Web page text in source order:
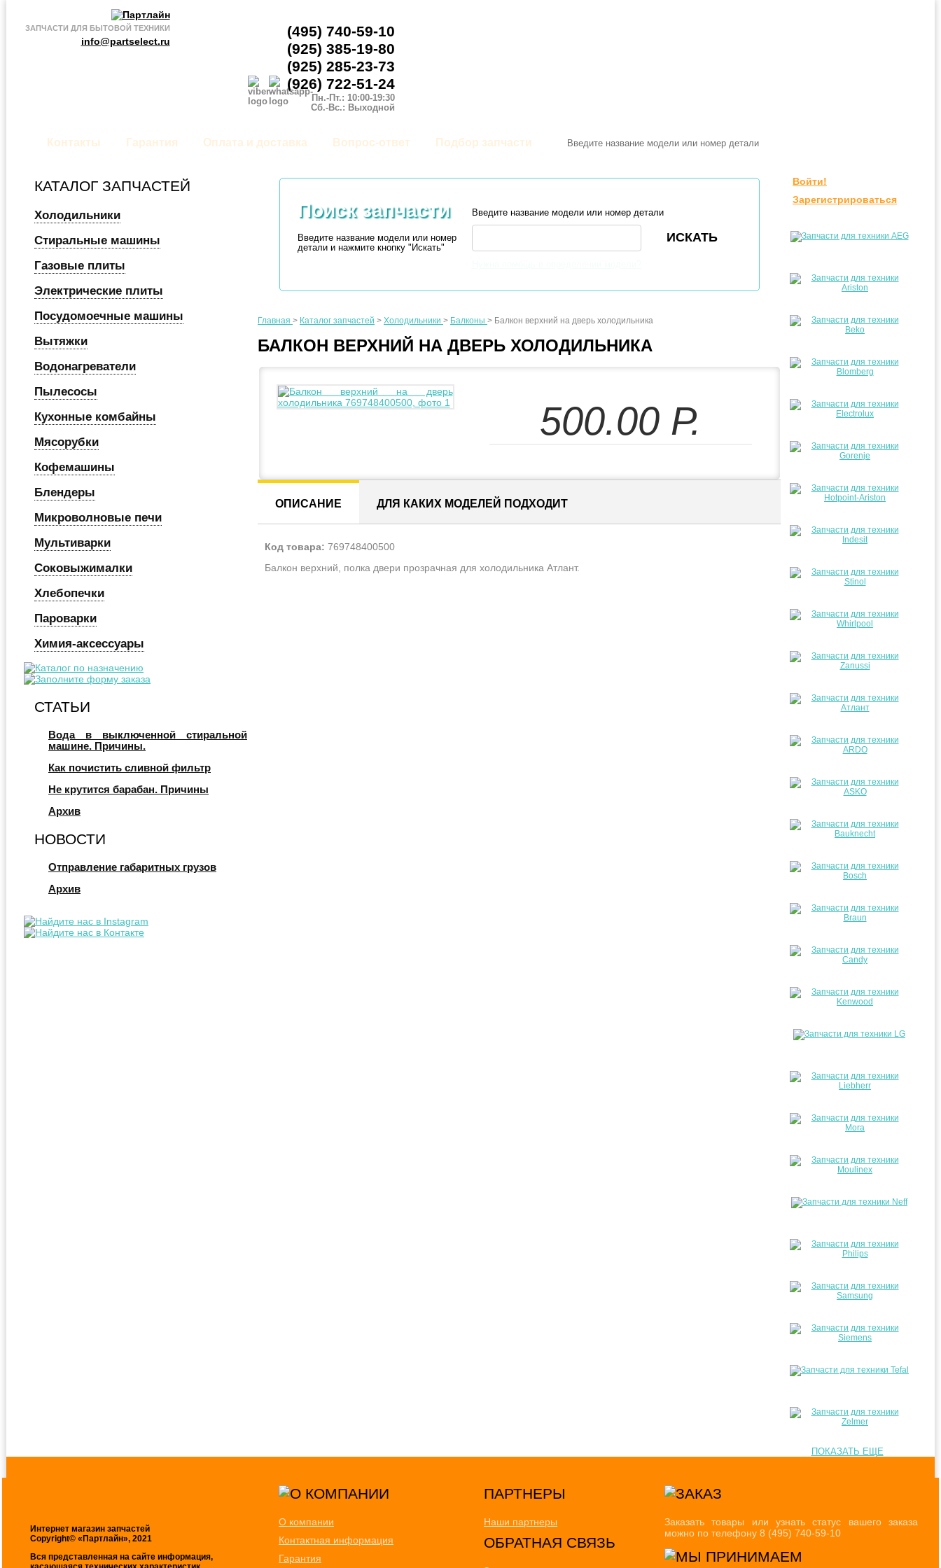
ЗАПЧАСТИ ДЛЯ БЫТОВОЙ ТЕХНИКИ
info@partselect.ru
(495) 740-59-10
(925) 385-19-80
(925) 285-23-73
(926) 722-51-24
Пн.-Пт.: 10:00-19:30
Сб.-Вс.: Выходной
Контакты Гарантия Оплата и доставка Вопрос-ответ Подбор запчасти
Войти!
Зарегистрироваться
ПОКАЗАТЬ ЕЩЕ
КАТАЛОГ ЗАПЧАСТЕЙ
Холодильники
Стиральные машины
Газовые плиты
Электрические плиты
Посудомоечные машины
Вытяжки
Водонагреватели
Пылесосы
Кухонные комбайны
Мясорубки
Кофемашины
Блендеры
Микроволновые печи
Мультиварки
Соковыжималки
Хлебопечки
Пароварки
Химия-аксессуары
СТАТЬИ
Вода в выключенной стиральной
машине. Причины.
Как почистить сливной фильтр
Не крутится барабан. Причины
Архив
НОВОСТИ
Отправление габаритных грузов
Архив
Поиск запчасти
Введите название модели или номер
детали и нажмите кнопку "Искать"
Введите название модели или номер детали
Главная > Каталог запчастей > Холодильники > Балконы > Балкон верхний на дверь холодильника
БАЛКОН ВЕРХНИЙ НА ДВЕРЬ ХОЛОДИЛЬНИКА
500.00Р.
ОПИСАНИЕ ДЛЯ КАКИХ МОДЕЛЕЙ ПОДХОДИТ
Код товара: 769748400500
Балкон верхний, полка двери прозрачная для холодильника Атлант.
Интернет магазин запчастей
Copyright© «Партлайн», 2021
Вся представленная на сайте информация,
О компании
Контактная информация
Гарантия
ПАРТНЕРЫ
Наши партнеры
ОБРАТНАЯ СВЯЗЬ
Заказать товары или узнать статус вашего заказа
можно по телефону 8 (495) 740-59-10